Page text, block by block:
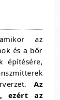
az
és a bőr
építésére,
Az
ezért az